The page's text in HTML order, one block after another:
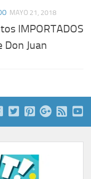
MAYO 21, 2018
IMPORTADOS
Don Juan